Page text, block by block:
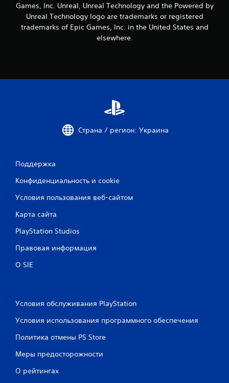
Games, Inc. Unreal, Unreal Technology and the Powered by
Unreal Technology logo are trademarks or registered
trademarks of Epic Games, Inc. in the United States and
elsewhere.
Страна / регион: Украина
Поддержка
Конфиденциальность и cookie
Условия пользования веб-сайтом
Карта сайта
PlayStation Studios
Правовая информация
О SIE
Условия обслуживания PlayStation
Условия использования программного обеспечения
Политика отмены PS Store
Меры предосторожности
О рейтингах